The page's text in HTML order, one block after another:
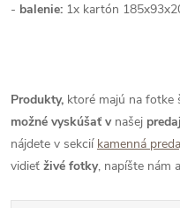
- balenie: 1x kartón
Produkty, ktoré majú na fotke
možné vyskúšať v našej
nájdete v sekcií kamenná
vidieť živé fotky, napíšte nám